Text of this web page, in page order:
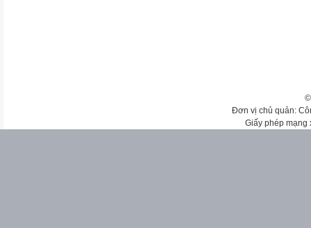
Đơn vị chủ quản:
Giấy phép mạng